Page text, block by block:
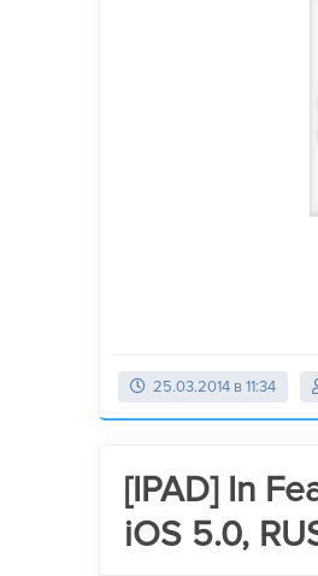
25.03.2014 в 11:34
[IPAD] In
iOS 5.0,